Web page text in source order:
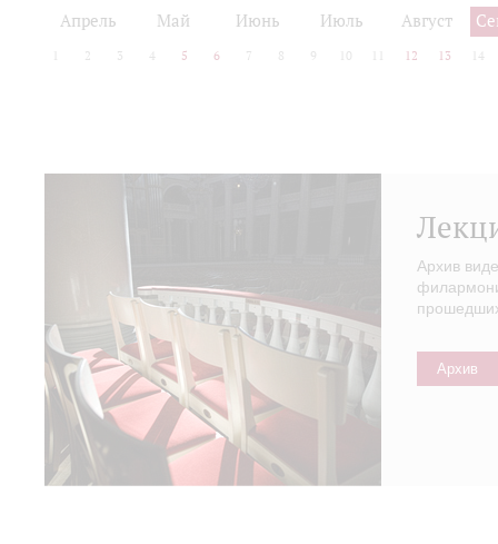
Апрель Май Июнь Июль Август
2 3 4 5 6 7 8 9 10 12 13 14
Архив
Архив